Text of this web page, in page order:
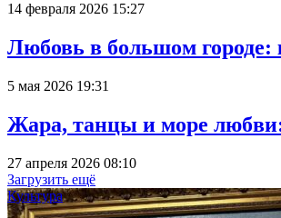
14 февраля 2026 15:27
Любовь в большом городе:
5 мая 2026 19:31
Жара, танцы и море любви:
27 апреля 2026 08:10
Загрузить ещё
Культура